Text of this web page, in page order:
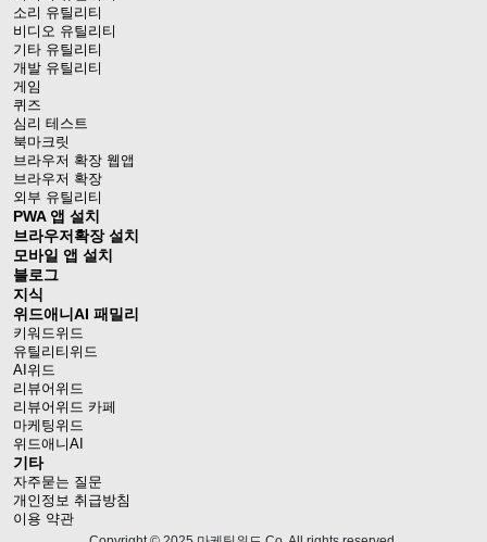
소리 유틸리티
비디오 유틸리티
기타 유틸리티
개발 유틸리티
게임
퀴즈
심리 테스트
북마크릿
브라우저 확장 웹앱
브라우저 확장
외부 유틸리티
PWA 앱 설치
브라우저확장 설치
모바일 앱 설치
블로그
지식
위드애니AI 패밀리
키워드위드
유틸리티위드
AI위드
리뷰어위드
리뷰어위드 카페
마케팅위드
위드애니AI
기타
자주묻는 질문
개인정보 취급방침
이용 약관